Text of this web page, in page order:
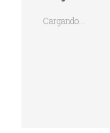
Cargando...